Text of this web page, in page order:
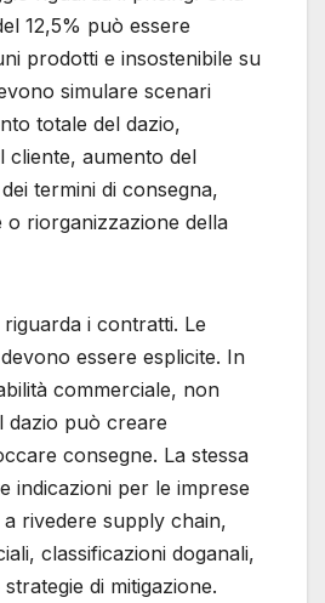
12,5% può essere
prodotti e insostenibile su
simulare scenari
totale del dazio,
cliente, aumento del
termini di consegna,
riorganizzazione della
i contratti. Le
essere esplicite. In
commerciale, non
dazio può creare
consegne. La stessa
indicazioni per le imprese
rivedere supply chain,
classificazioni doganali,
di mitigazione.